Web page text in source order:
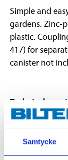
Samtycke
Simple and
gardens. Zinc-
plastic.
417) for
canister not
Technical
Length
Diameter